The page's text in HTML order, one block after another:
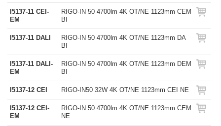
I5137-11 CEI-
EM
RIGO-IN 50 4700lm 4K OT/NE 1123mm CEM
BI
I5137-11 DALI
RIGO-IN 50 4700lm 4K OT/NE 1123mm DA
BI
I5137-11 DALI-
EM
RIGO-IN 50 4700lm 4K OT/NE 1123mm DEM
BI
I5137-12 CEI RIGO-IN50 32W 4K OT/NE 1123mm CEI NE
I5137-12 CEI-
EM
RIGO-IN 50 4700lm 4K OT/NE 1123mm CEM
NE